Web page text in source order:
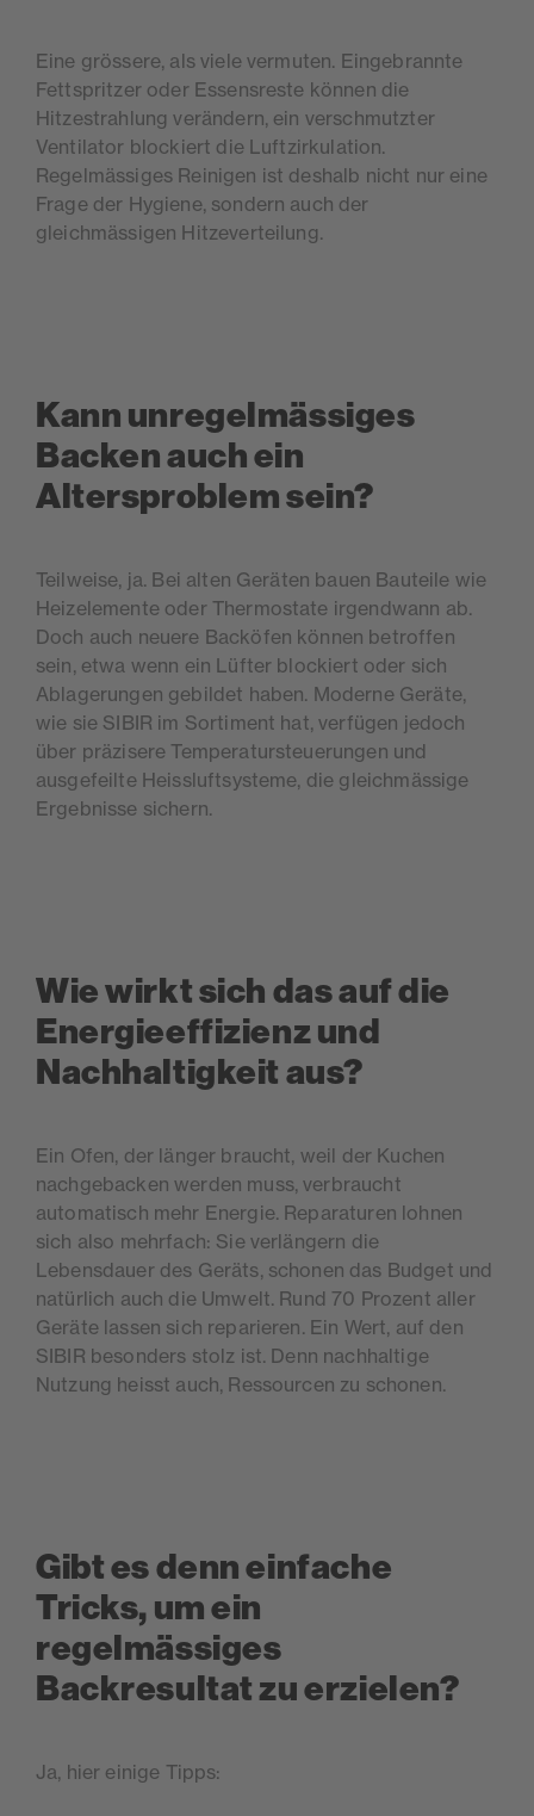
Eine grössere, als viele vermuten. Eingebrannte
Fettspritzer oder Essensreste können die
Hitzestrahlung verändern, ein verschmutzter
Ventilator blockiert die Luftzirkulation.
Regelmässiges Reinigen ist deshalb nicht nur eine
Frage der Hygiene, sondern auch der
gleichmässigen Hitzeverteilung.
Kann unregelmässiges
Backen auch ein
Altersproblem sein?
Teilweise, ja. Bei alten Geräten bauen Bauteile wie
Heizelemente oder Thermostate irgendwann ab.
Doch auch neuere Backöfen können betroffen
sein, etwa wenn ein Lüfter blockiert oder sich
Ablagerungen gebildet haben. Moderne Geräte,
wie sie SIBIR im Sortiment hat, verfügen jedoch
über präzisere Temperatursteuerungen und
ausgefeilte Heissluftsysteme, die gleichmässige
Ergebnisse sichern.
Wie wirkt sich das auf die
Energieeffizienz und
Nachhaltigkeit aus?
Ein Ofen, der länger braucht, weil der Kuchen
nachgebacken werden muss, verbraucht
automatisch mehr Energie. Reparaturen lohnen
sich also mehrfach: Sie verlängern die
Lebensdauer des Geräts, schonen das Budget und
natürlich auch die Umwelt. Rund 70 Prozent aller
Geräte lassen sich reparieren. Ein Wert, auf den
SIBIR besonders stolz ist. Denn nachhaltige
Nutzung heisst auch, Ressourcen zu schonen.
Gibt es denn einfache
Tricks, um ein
regelmässiges
Backresultat zu erzielen?
Ja, hier einige Tipps: